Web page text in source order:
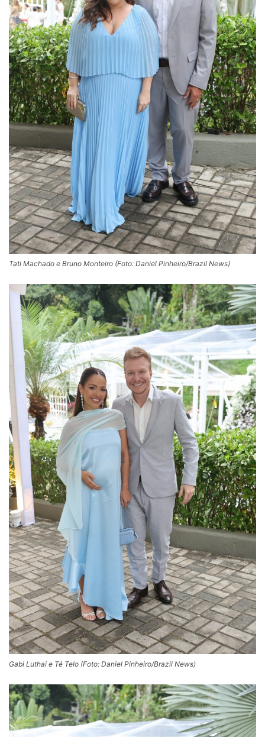
Tati Machado e Bruno Monteiro (Foto: Daniel Pinheiro/Brazil News)
Gabi Luthai e Té Telo (Foto: Daniel Pinheiro/Brazil News)